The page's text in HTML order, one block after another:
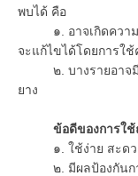
พบได้ คือ
๑. อาจเกิดความไม่
จะแก้ไขได้โดยการใ
๒. บางรายอาจมีก
ยาง
ข้อดีของการใช้ถุ
๑. ใช้ง่าย สะดวก
๒. มีผลป้องกันกาม